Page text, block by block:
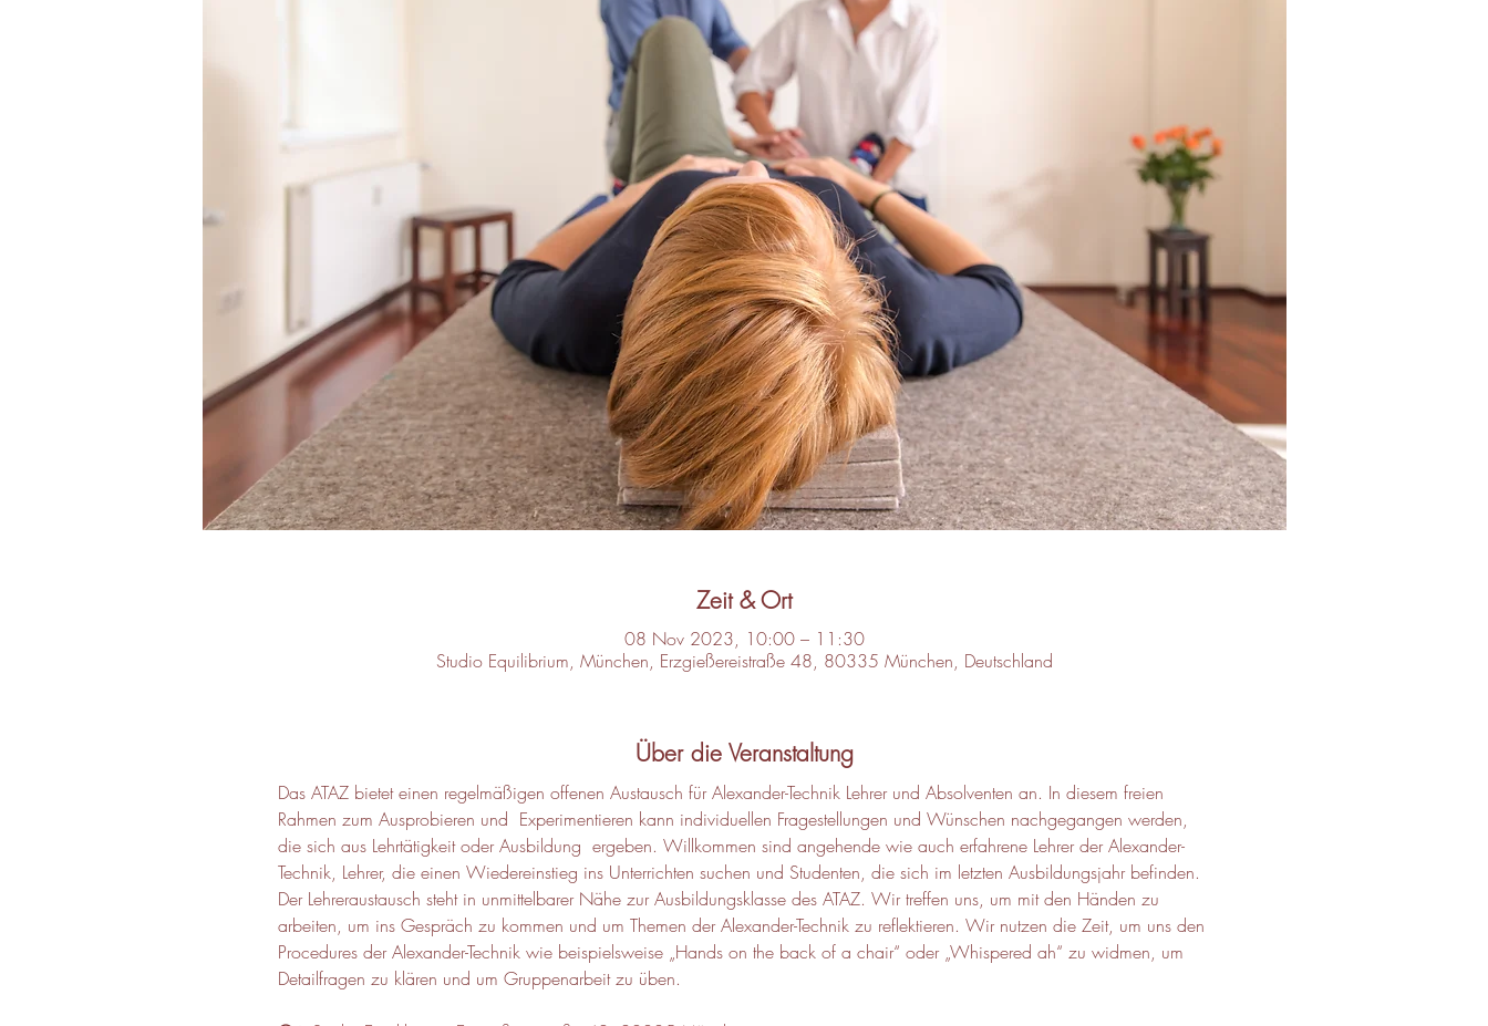
Zeit & Ort
08 Nov 2023, 10:00 – 11:30
Studio Equilibrium, München, Erzgießereistraße 48, 80335 München, Deutschland
Über die Veranstaltung
Das ATAZ bietet einen regelmäßigen offenen Austausch für Alexander-Technik Lehrer und Absolventen an. In diesem freien
Rahmen zum Ausprobieren und  Experimentieren kann individuellen Fragestellungen und Wünschen nachgegangen werden,
die sich aus Lehrtätigkeit oder Ausbildung  ergeben. Willkommen sind angehende wie auch erfahrene Lehrer der Alexander-
Technik, Lehrer, die einen Wiedereinstieg ins Unterrichten suchen und Studenten, die sich im letzten Ausbildungsjahr befinden.
Der Lehreraustausch steht in unmittelbarer Nähe zur Ausbildungsklasse des ATAZ. Wir treffen uns, um mit den Händen zu
arbeiten, um ins Gespräch zu kommen und um Themen der Alexander-Technik zu reflektieren. Wir nutzen die Zeit, um uns den
Procedures der Alexander-Technik wie beispielsweise „Hands on the back of a chair“ oder „Whispered ah“ zu widmen, um
Detailfragen zu klären und um Gruppenarbeit zu üben.